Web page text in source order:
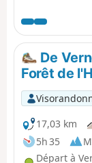
sur ce parcours.
De
Forêt de
17,03 km
5h 35
Départ à